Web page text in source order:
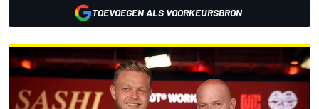
TOEVOEGEN ALS VOORKEURSBRON